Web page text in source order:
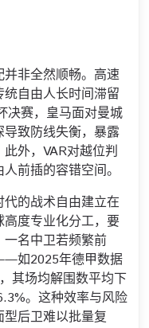
非全然顺畅。高速
自由人长时间滞留
决赛，皇马面对曼城
致防线失衡，暴露
外，VAR对越位判
前插的容错空间。
的战术自由建立在
度专业化分工，要
名中卫若频繁前
如2025年德甲数据
其场均解围数平均下
。这种效率与风险
后卫难以批量复